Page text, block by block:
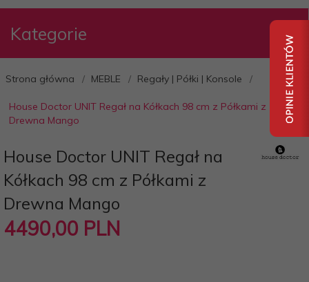
Kategorie
Strona główna MEBLE Regały | Półki | Konsole
House Doctor UNIT Regał na Kółkach 98 cm z Półkami z
Drewna Mango
House Doctor UNIT Regał na
Kółkach 98 cm z Półkami z
Drewna Mango
4490,00 PLN